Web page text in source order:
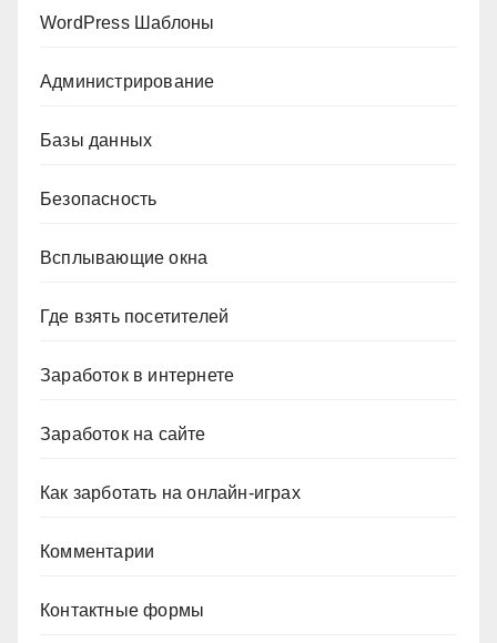
WordPress Шаблоны
Администрирование
Базы данных
Безопасность
Всплывающие окна
Где взять посетителей
Заработок в интернете
Заработок на сайте
Как зарботать на онлайн-играх
Комментарии
Контактные формы